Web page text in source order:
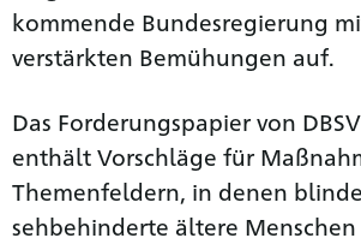
kommende Bundesregierung
verstärkten Bemühungen auf.
Das Forderungspapier von
enthält Vorschläge für
Themenfeldern, in denen
sehbehinderte ältere